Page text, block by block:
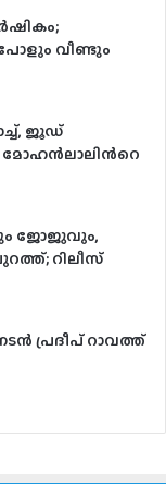
വീണ്ടും
ജൂഡ്
ജോജുവും,
റിലീസ്
നടൻ പ്രദീപ് റാവത്ത്